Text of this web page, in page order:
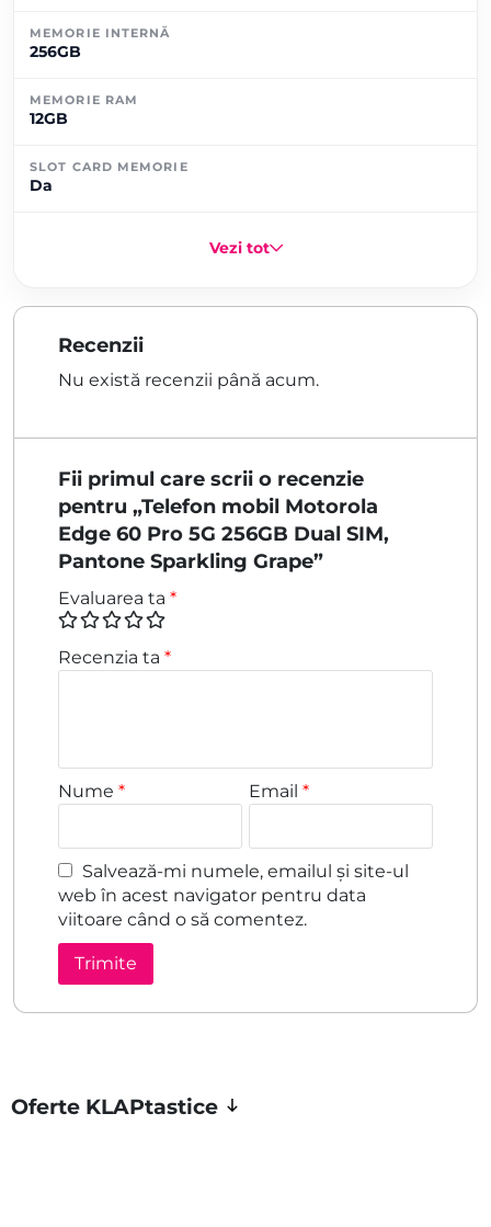
MEMORIE INTERNĂ
256GB
MEMORIE RAM
12GB
SLOT CARD MEMORIE
Da
Vezi tot
Recenzii
Nu există recenzii până acum.
Fii primul care scrii o recenzie
pentru „Telefon mobil Motorola
Edge 60 Pro 5G 256GB Dual SIM,
Pantone Sparkling Grape”
Evaluarea ta *
Recenzia ta *
Nume * Email*
Salvează-mi numele, emailul și site-ul
web în acest navigator pentru data
viitoare când o să comentez.
Oferte KLAPtastice